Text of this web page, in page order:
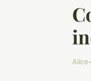
Alice•